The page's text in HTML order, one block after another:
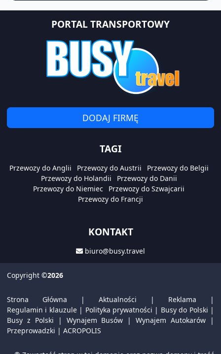
PORTAL TRANSPORTOWY
DODAJ FIRMĘ
TAGI
Przewozy do Anglii Przewozy do Austrii
Przewozy do Belgii
Przewozy do Holandii
Przewozy do Danii
Przewozy do Niemiec
Przewozy do Szwajcarii
Przewozy do Francji
KONTAKT
biuro@busy.travel
Copyright ©2026
Strona Główna | Aktualności | Reklama |
Regulamin i klauzule| Polityka prywatności | Busy do Polski |
Busy z Polski | Wynajem Busów |Wynajem Autokarów |
Przeprowadzki | ACROPOLIS